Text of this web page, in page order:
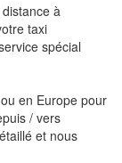
à
taxi
spécial
en Europe pour
/ vers
et nous